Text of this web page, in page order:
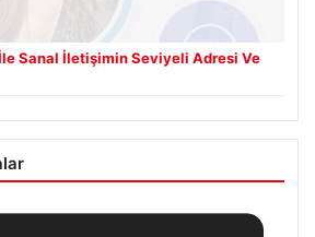
Sanal İletişimin Seviyeli Adresi Ve